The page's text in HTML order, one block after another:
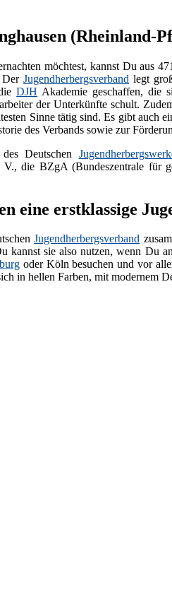
(Rheinland-
möchtest, kannst Du aus
DerJugendherbergsverband legt
dieDJH Akademie geschaffen, die
der Unterkünfte schult.
Sinne tätig sind. Es gibt auch
des Verbands sowie zur
Deutschen
V., die BZgA (Bundeszentrale für
eine erstklassige
Jugendherbergsverband
kannst sie also nutzen, wenn Du
oder Köln besuchen und vor
in hellen Farben, mit modernem